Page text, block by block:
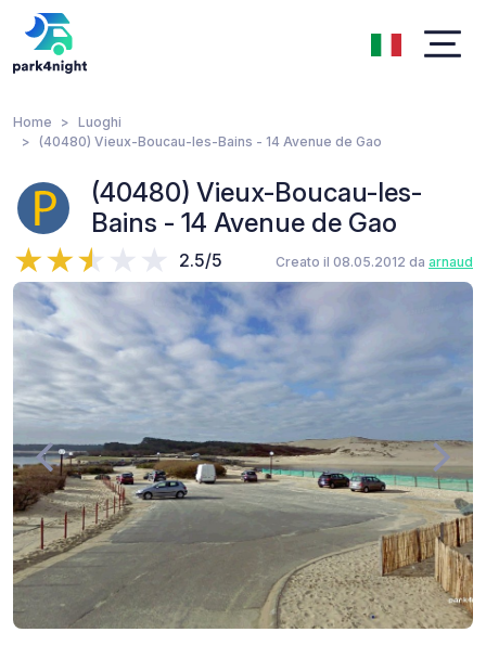
Home
Luoghi
(40480) Vieux-Boucau-les-Bains - 14 Avenue de Gao
(40480) Vieux-Boucau-les-
Bains - 14 Avenue de Gao
2.5/5 Creato il 08.05.2012 da arnaud